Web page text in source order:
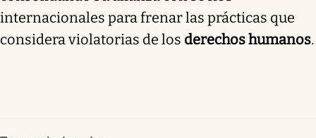
internacionales para frenar las prácticas que
considera violatorias de los derechos humanos.